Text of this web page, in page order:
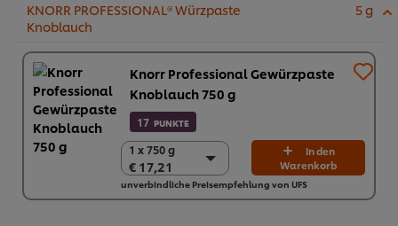
KNORR PROFESSIONAL® Würzpaste
Knoblauch
5 g
Knorr Professional Gewürzpaste
Knoblauch 750 g
17 PUNKTE
1 x 750 g
€ 17,21
1 x 750 g
€ 17,21
2 x 750 g
In den
Warenkorb
unverbindliche Preisempfehlung von UFS